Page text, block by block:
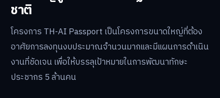
ชาติ
โครงการ TH-AI Passport เป็นโครงการขนาดใหญ่ที่ต้อง
อาศัยการลงทุนงบประมาณจำนวนมากและมีแผนการดำเนิน
งานที่ชัดเจน เพื่อให้บรรลุเป้าหมายในการพัฒนาทักษะ
ประชากร 5 ล้านคน